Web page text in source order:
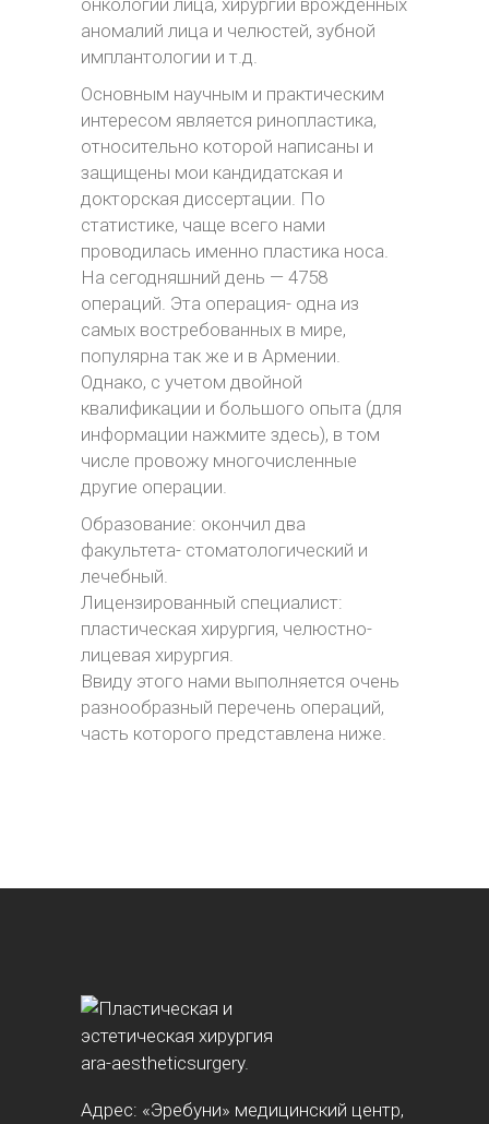
онкологии лица, хирургии врожденных
аномалий лица и челюстей, зубной
имплантологии и т.д.
Основным научным и практическим
интересом является ринопластика,
относительно которой написаны и
защищены мои кандидатская и
докторская диссертации. По
статистике, чаще всего нами
проводилась именно пластика носа.
На сегодняшний день — 4758
операций. Эта операция- одна из
самых востребованных в мире,
популярна так же и в Армении.
Однако, с учетом двойной
квалификации и большого опыта (для
информации нажмите здесь), в том
числе провожу многочисленные
другие операции.
Образование: окончил два
факультета- стоматологический и
лечебный.
Лицензированный специалист:
пластическая хирургия, челюстно-
лицевая хирургия.
Ввиду этого нами выполняется очень
разнообразный перечень операций,
часть которого представлена ниже.
Адрес: «Эребуни» медицинский центр,